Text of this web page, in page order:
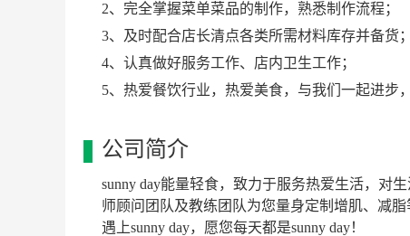
2、完全掌握菜单菜品的制作，熟悉制作流程；
3、及时配合店长清点各类所需材料库存并备货；
4、认真做好服务工作、店内卫生工作；
5、热爱餐饮行业，热爱美食，与我们一起进步
公司简介
sunny day能量轻食，致力于服务热爱生活，对
师顾问团队及教练团队为您量身定制增肌、减
遇上sunny day，愿您每天都是sunny day！